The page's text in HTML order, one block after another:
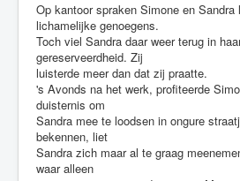
Op kantoor spraken Simone en Sandra
lichamelijke genoegens.
Toch viel Sandra daar weer terug in
gereserveerdheid. Zij
luisterde meer dan dat zij praatte.
's Avonds na het werk, profiteerde
duisternis om
Sandra mee te loodsen in ongure
bekennen, liet
Sandra zich maar al te graag
waar alleen